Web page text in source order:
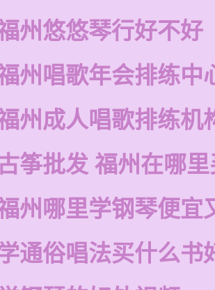
州悠悠琴行好不好
州唱歌年会排练中
州成人唱歌排练机
筝批发 福州在哪
州哪里学钢琴便宜
通俗唱法买什么书